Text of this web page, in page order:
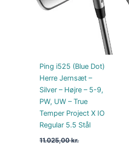
Ping i525 (Blue Dot)
Herre Jernsæt –
Silver – Højre – 5-9,
PW, UW – True
Temper Project X IO
Regular 5.5 Stål
11.025,00kr.